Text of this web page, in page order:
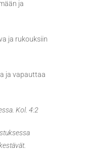
ja
ja rukouksiin
ja vapauttaa
Kol. 4:2